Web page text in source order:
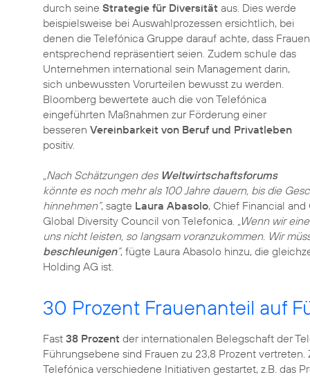
durch seine Strategie für Diversität aus. Dies werde
beispielsweise bei Auswahlprozessen ersichtlich, bei
denen die Telefónica Gruppe darauf achte, dass Frauen
entsprechend repräsentiert seien. Zudem schule das
Unternehmen international sein Management darin,
sich unbewussten Vorurteilen bewusst zu werden.
Bloomberg bewertete auch die von Telefónica
eingeführten Maßnahmen zur Förderung einer
besseren Vereinbarkeit von Beruf und Privatleben
positiv.
„Nach Schätzungen des Weltwirtschaftsforums
könnte es noch mehr als 100 Jahre dauern, bis die
hinnehmen“, sagte Laura Abasolo, Chief Financial
Global Diversity Council von Telefonica. „Wenn wir
uns nicht leisten, so langsam voranzukommen. Wir
beschleunigen“, fügte Laura Abasolo hinzu, die
Holding AG ist.
30 Prozent Frauenanteil auf
Fast 38 Prozent der internationalen Belegschaft der
Führungsebene sind Frauen zu 23,8 Prozent
Telefónica verschiedene Initiativen gestartet, z.B. das